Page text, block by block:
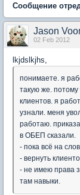
Сообщение
Jason
02 Feb 2012
lkjdslkjhs
понимаете. я
такую же.
клиентов. я
узнали. меня
работаю.
в ОБЕП сказали.
- пока всё на
- вернуть
- не имею права
там навыки.